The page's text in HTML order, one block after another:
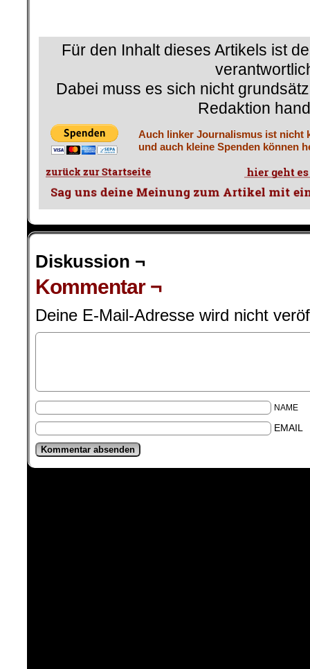
Für den Inhalt dieses Artikels ist
Dabei muss es sich nicht
Redaktion
Auch linker Journalismus ist nicht
und auch kleine Spenden können
Diskussion ¬
Kommentar ¬
Deine E-Mail-Adresse wird nicht
NAME
EMAIL